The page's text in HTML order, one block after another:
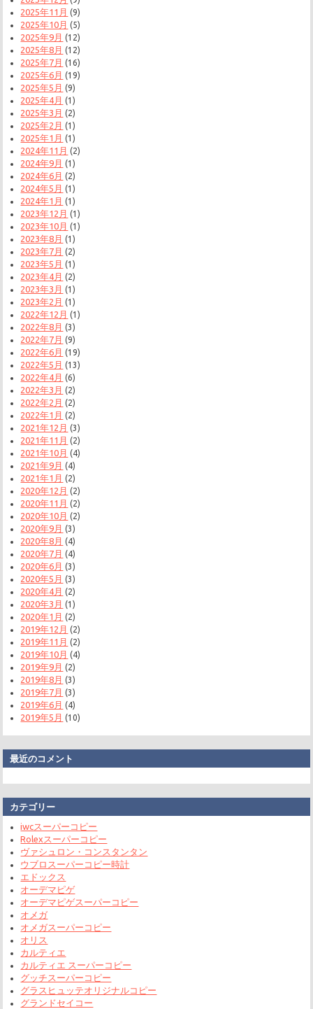
2025年11月 (9)
2025年10月 (5)
2025年9月 (12)
2025年8月 (12)
2025年7月 (16)
2025年6月 (19)
2025年5月 (9)
2025年4月 (1)
2025年3月 (2)
2025年2月 (1)
2025年1月 (1)
2024年11月 (2)
2024年9月 (1)
2024年6月 (2)
2024年5月 (1)
2024年1月 (1)
2023年12月 (1)
2023年10月 (1)
2023年8月 (1)
2023年7月 (2)
2023年5月 (1)
2023年4月 (2)
2023年3月 (1)
2023年2月 (1)
2022年12月 (1)
2022年8月 (3)
2022年7月 (9)
2022年6月 (19)
2022年5月 (13)
2022年4月 (6)
2022年3月 (2)
2022年2月 (2)
2022年1月 (2)
2021年12月 (3)
2021年11月 (2)
2021年10月 (4)
2021年9月 (4)
2021年1月 (2)
2020年12月 (2)
2020年11月 (2)
2020年10月 (2)
2020年9月 (3)
2020年8月 (4)
2020年7月 (4)
2020年6月 (3)
2020年5月 (3)
2020年4月 (2)
2020年3月 (1)
2020年1月 (2)
2019年12月 (2)
2019年11月 (2)
2019年10月 (4)
2019年9月 (2)
2019年8月 (3)
2019年7月 (3)
2019年6月 (4)
2019年5月 (10)
最近のコメント
カテゴリー
iwcスーパーコピー
Rolexスーパーコピー
ヴァシュロン・コンスタンタン
ウブロスーパーコピー時計
エドックス
オーデマピゲ
オーデマピゲスーパーコピー
オメガ
オメガスーパーコピー
オリス
カルティエ
カルティエ スーパーコピー
グッチスーパーコピー
グラスヒュッテオリジナルコピー
グランドセイコー